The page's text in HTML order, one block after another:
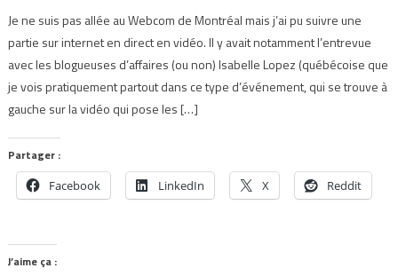
Je ne suis pas allée au Webcom de Montréal mais j’ai pu suivre une
partie sur internet en direct en vidéo. Il y avait notamment l’entrevue
avec les blogueuses d’affaires (ou non) Isabelle Lopez (québécoise que
je vois pratiquement partout dans ce type d’événement, qui se trouve à
gauche sur la vidéo qui pose les […]
Partager :
Facebook LinkedIn X Reddit
J’aime ça :